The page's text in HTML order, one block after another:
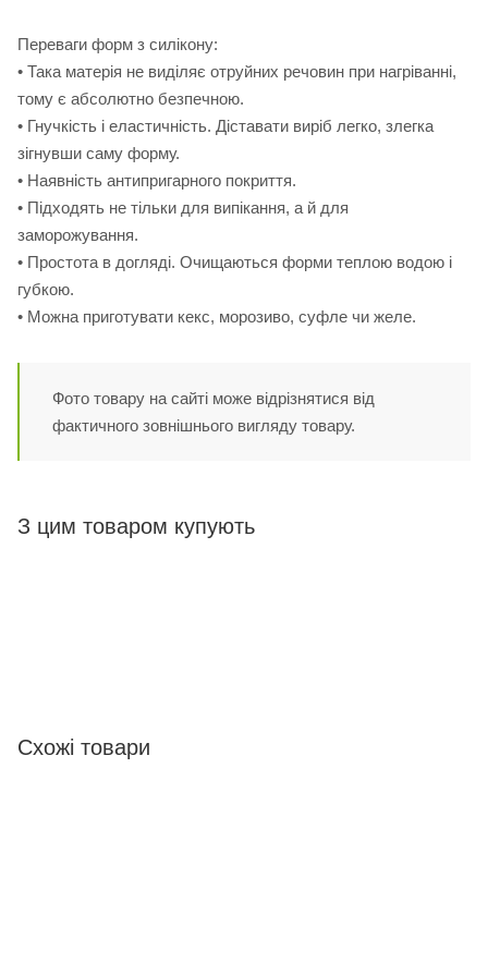
Переваги форм з силікону:
• Така матерія не виділяє отруйних речовин при нагріванні,
тому є абсолютно безпечною.
• Гнучкість і еластичність. Діставати виріб легко, злегка
зігнувши саму форму.
• Наявність антипригарного покриття.
• Підходять не тільки для випікання, а й для
заморожування.
• Простота в догляді. Очищаються форми теплою водою і
губкою.
• Можна приготувати кекс, морозиво, суфле чи желе.
Фото товару на сайті може відрізнятися від
фактичного зовнішнього вигляду товару.
З цим товаром купують
Схожі товари